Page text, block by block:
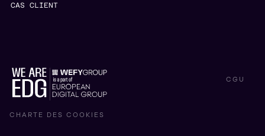
CAS CLIENT
CHARTE DES COOKIES
CGU